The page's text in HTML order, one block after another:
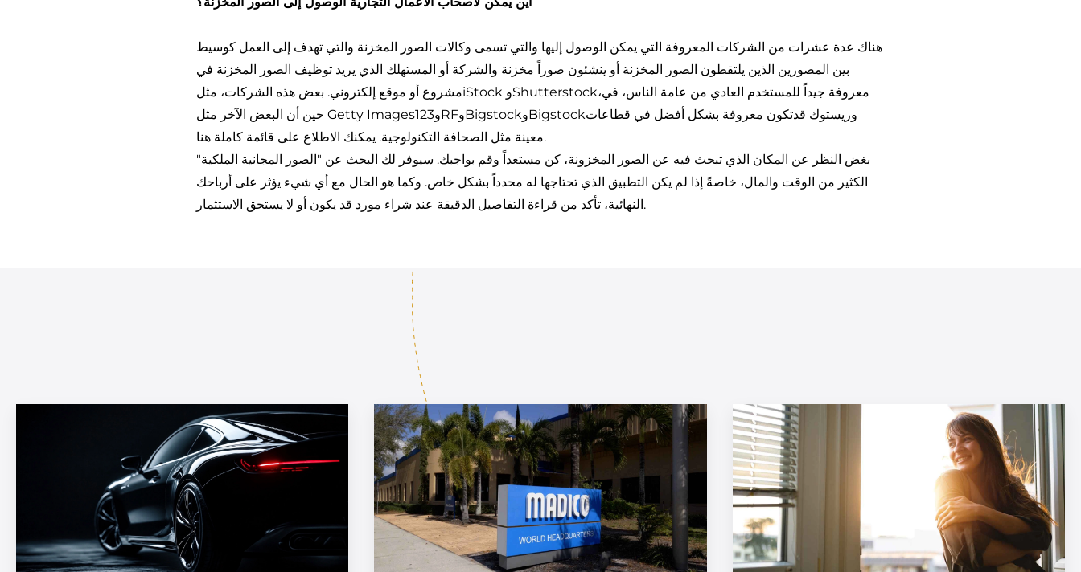
هناك عدة عشرات من الشركات المعروفة التي يمكن الوصول إليها والتي تسمى وكالات الصور المخزنة والتي تهدف إلى العمل كوسيط
بين المصورين الذين يلتقطون الصور المخزنة أو ينشئون صوراً مخزنة والشركة أو المستهلك الذي يريد توظيف الصور المخزنة في
مشروع أو موقع إلكتروني. بعض هذه الشركات،مثلiStock وShutterstock،معروفة جيداً للمستخدم العادي من عامة الناس، في
حين أن البعض الآخر مثل Getty Images
و123RF وBigstock وBigstockوريستوك قدتكون معروفة بشكل أفضل في قطاعات
معينة مثل الصحافة التكنولوجية. يمكنك الاطلاع على قائمة كاملة هنا
.
بغض النظر عن المكان الذي تبحث فيه عن الصور المخزونة، كن مستعداً وقم بواجبك. سيوفر لك البحث عن "الصور المجانية الملكية"
الكثير من الوقت والمال، خاصةً إذا لم يكن التطبيق الذي تحتاجها له محدداً بشكل خاص. وكما هو الحال مع أي شيء يؤثر على أرباحك
النهائية، تأكد من قراءة التفاصيل الدقيقة عند شراء مورد قد يكون أو لا يستحق الاستثمار.